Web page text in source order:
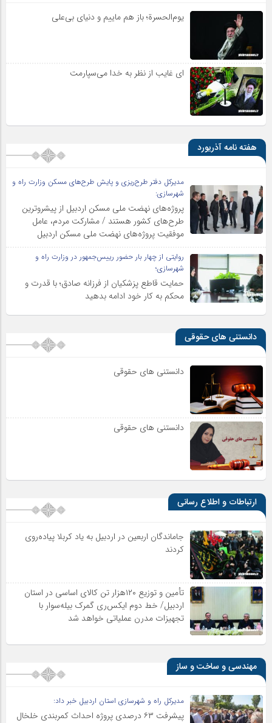
یوم‌الحسرة؛ باز هم ماییم و دنیای بی‌علی
ای غایب از نظر به خدا می‌سپارمت
هفته نامه آذریورد
مدیرکل دفتر طرح‌ریزی و پایش طرح‌های مسکن وزارت راه و
شهرسازی:
پروژه‌های نهضت ملی مسکن اردبیل از پیشروترین
طرح‌های کشور هستند / مشارکت مردم، عامل
موفقیت پروژه‌های نهضت ملی مسکن اردبیل
روایتی از چهار بار حضور رییس‌جمهور در وزارت راه و
شهرسازی؛
حمایت قاطع پزشکیان از فرزانه صادق؛ با قدرت و
محکم به کار خود ادامه بدهید
دانستنی های حقوقی
دانستنی های حقوقی
دانستنی های حقوقی
ارتباطات و اطلاع رسانی
جاماندگان اربعین در اردبیل به یاد کربلا پیاده‌روی
کردند
تأمین و توزیع ۱۲۰هزار تن کالای اساسی در استان
اردبیل/ خط دوم ایکس‌ری گمرک بیله‌سوار با
تجهیزات مدرن عملیاتی خواهد شد
مهندسی و ساخت و ساز
مدیرکل راه و شهرسازی استان اردبیل خبر داد:
پیشرفت ۶۳ درصدی پروژه احداث کمربندی خلخال